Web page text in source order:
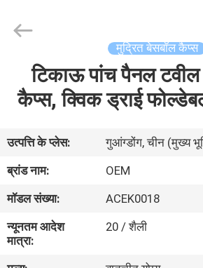
हमारे
बारे
कारखाना
Manufacturing
Reserved.
मुद्रित बेसबॉल कैप्स
टिकाऊ पांच पैनल
कैप्स, क्विक ड्राई
उत्पत्ति के प्लेस:
गुआंग्डोंग, चीन (मुख्य
ब्रांड नाम:
OEM
मॉडल संख्या:
ACEK0018
न्यूनतम आदेश
मात्रा:
20 / शैली